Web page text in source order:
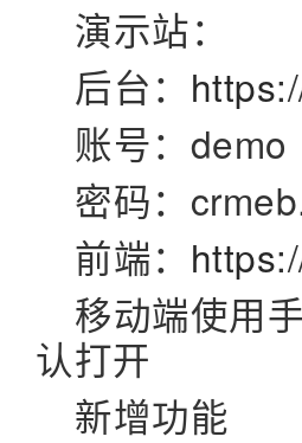
演示站：
后台： https
账号：demo
密码：
前端： https
移动端使用
认打开
新增功能